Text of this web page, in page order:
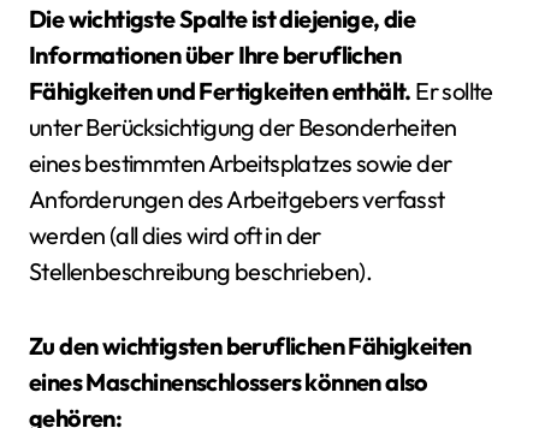
Die wichtigste Spalte ist diejenige, die
Informationen über Ihre beruflichen
Fähigkeiten und Fertigkeiten enthält. Er sollte
unter Berücksichtigung der Besonderheiten
eines bestimmten Arbeitsplatzes sowie der
Anforderungen des Arbeitgebers verfasst
werden (all dies wird oft in der
Stellenbeschreibung beschrieben).
Zu den wichtigsten beruflichen Fähigkeiten
eines Maschinenschlossers können also
gehören: